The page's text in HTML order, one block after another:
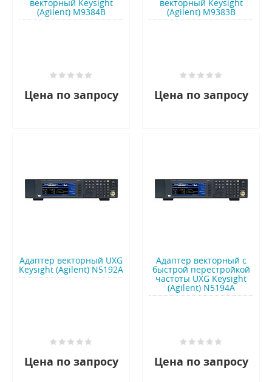
векторный Keysight
(Agilent) M9384B
Цена по запросу
векторный Keysight
(Agilent) M9383B
Цена по запросу
Адаптер векторный UXG
Keysight (Agilent) N5192A
Цена по запросу
Адаптер векторный с
быстрой перестройкой
частоты UXG Keysight
(Agilent) N5194A
Цена по запросу